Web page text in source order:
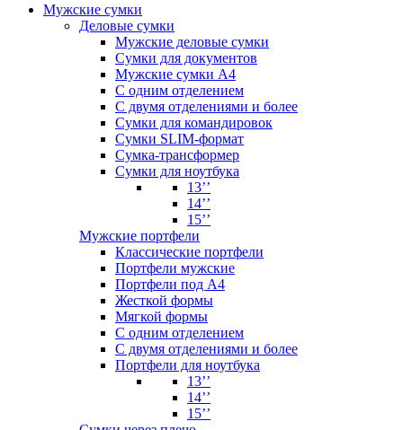
Мужские сумки
Деловые сумки
Мужские деловые сумки
Сумки для документов
Мужские сумки А4
С одним отделением
С двумя отделениями и более
Сумки для командировок
Сумки SLIM-формат
Сумка-трансформер
Сумки для ноутбука
13’’
14’’
15’’
Мужские портфели
Классические портфели
Портфели мужские
Портфели под А4
Жесткой формы
Мягкой формы
С одним отделением
С двумя отделениями и более
Портфели для ноутбука
13’’
14’’
15’’